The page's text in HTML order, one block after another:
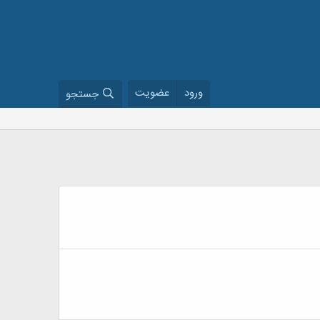
ورود عضویت جستجو